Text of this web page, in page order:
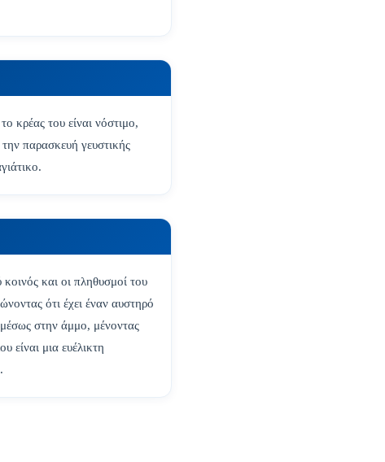
κρέας του είναι νόστιμο,
παρασκευή γευστικής
και οι πληθυσμοί του
ότι έχει έναν αυστηρό
στην άμμο, μένοντας
είναι μια ευέλικτη